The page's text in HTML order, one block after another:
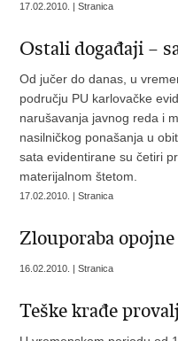
17.02.2010. | Stranica
Ostali događaji –
Od jučer do danas, u
području PU karlovačke
narušavanja javnog reda i
nasilničkog ponašanja u
sata evidentirane su četiri
materijalnom štetom.
17.02.2010. | Stranica
Zlouporaba
16.02.2010. | Stranica
Teške krađe